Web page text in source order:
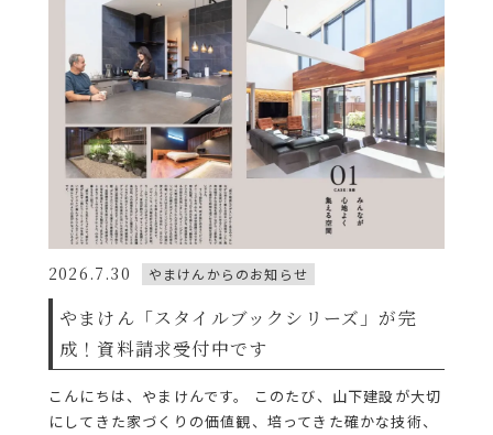
2026.7.30 やまけんからのお知らせ
やまけん「スタイルブックシリーズ」が完
成！資料請求受付中です
こんにちは、やまけんです。 このたび、山下建設が大切
にしてきた家づくりの価値観、培ってきた確かな技術、